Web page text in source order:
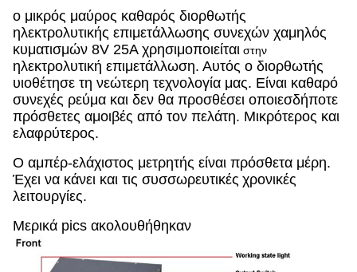
ο μικρός μαύρος καθαρός διορθωτής
ηλεκτρολυτικής επιμετάλλωσης συνεχών χαμηλός
κυματισμών 8V 25A χρησιμοποιείται στην
ηλεκτρολυτική επιμετάλλωση. Αυτός ο διορθωτής
υιοθέτησε τη νεώτερη τεχνολογία μας. Είναι καθαρό
συνεχές ρεύμα και δεν θα προσθέσει οποιεσδήποτε
πρόσθετες αμοιβές από τον πελάτη. Μικρότερος και
ελαφρύτερος.
Ο αμπέρ-ελάχιστος μετρητής είναι πρόσθετα μέρη.
Έχει να κάνει και τις συσσωρευτικές χρονικές
λειτουργίες.
Μερικά pics ακολουθήθηκαν